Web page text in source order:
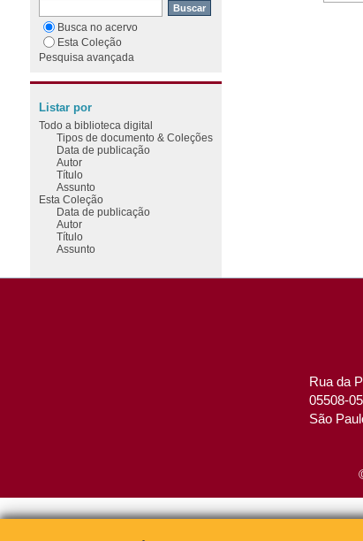
Busca no acervo
Esta Coleção
Pesquisa avançada
Listar por
Todo a biblioteca digital
Tipos de documento & Coleções
Data de publicação
Autor
Título
Assunto
Esta Coleção
Data de publicação
Autor
Título
Assunto
Rua da
05508-
São